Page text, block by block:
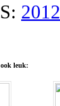
2012
leuk: